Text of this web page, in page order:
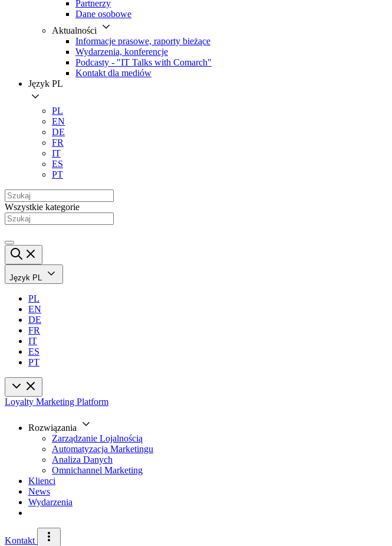
Partnerzy
Dane osobowe
Aktualności
Informacje prasowe, raporty bieżące
Wydarzenia, konferencje
Podcasty - "IT Talks with Comarch"
Kontakt dla mediów
Język PL
PL
EN
DE
FR
IT
ES
PT
Wszystkie kategorie
Język PL
PL
EN
DE
FR
IT
ES
PT
Loyalty Marketing Platform
Rozwiązania
Zarządzanie Lojalnością
Automatyzacja Marketingu
Analiza Danych
Omnichannel Marketing
Klienci
News
Wydarzenia
Kontakt